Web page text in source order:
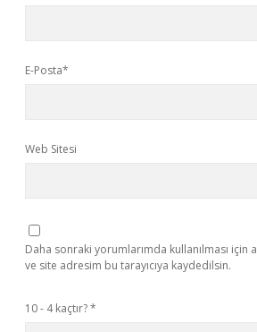
E-Posta*
Web Sitesi
Daha sonraki yorumlarımda kullanılması için
ve site adresim bu tarayıcıya kaydedilsin.
10 - 4 kaçtır?*